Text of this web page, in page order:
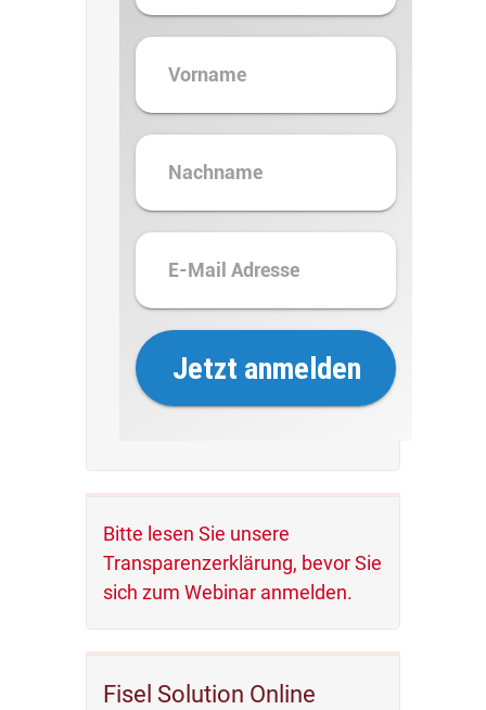
Bitte lesen Sie unsere
Transparenzerklärung, bevor Sie
sich zum Webinar anmelden.
Fisel Solution Online